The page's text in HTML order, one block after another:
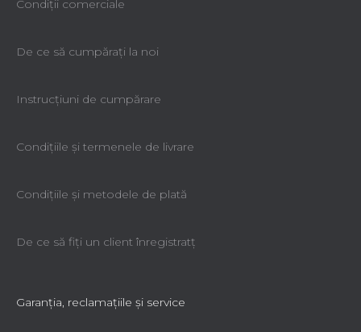
Condiții comerciale
De ce să cumpăraţi la noi
Instrucțiuni de cumpărare
Condiţiile şi termenele de livrare
Condiţiile şi metodele de plată
De ce să fiţi un client înregistratţ
Garanţia, reclamaţiile şi service